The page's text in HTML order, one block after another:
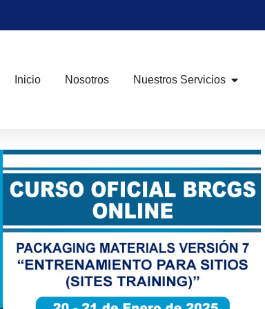
Inicio Nosotros Nuestros Servicios